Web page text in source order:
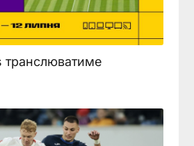
транслюватиме